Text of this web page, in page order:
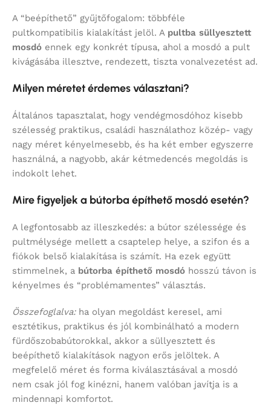
A “beépíthető” gyűjtőfogalom: többféle
pultkompatibilis kialakítást jelöl. A pultba süllyesztett
mosdó ennek egy konkrét típusa, ahol a mosdó a pult
kivágásába illesztve, rendezett, tiszta vonalvezetést ad.
Milyen méretet érdemes választani?
Általános tapasztalat, hogy vendégmosdóhoz kisebb
szélesség praktikus, családi használathoz közép- vagy
nagy méret kényelmesebb, és ha két ember egyszerre
használná, a nagyobb, akár kétmedencés megoldás is
indokolt lehet.
Mire figyeljek a bútorba építhető mosdó esetén?
A legfontosabb az illeszkedés: a bútor szélessége és
pultmélysége mellett a csaptelep helye, a szifon és a
fiókok belső kialakítása is számít. Ha ezek együtt
stimmelnek, a bútorba építhető mosdó hosszú távon is
kényelmes és “problémamentes” választás.
Összefoglalva:ha olyan megoldást keresel, ami
esztétikus, praktikus és jól kombinálható a modern
fürdőszobabútorokkal, akkor a süllyesztett és
beépíthető kialakítások nagyon erős jelöltek. A
megfelelő méret és forma kiválasztásával a mosdó
nem csak jól fog kinézni, hanem valóban javítja is a
mindennapi komfortot.